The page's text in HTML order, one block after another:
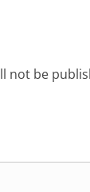
not be